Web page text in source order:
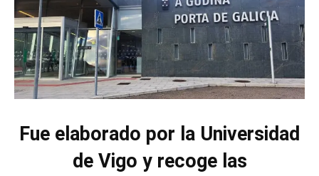
Fue elaborado por la Universidad
de Vigo y recoge las